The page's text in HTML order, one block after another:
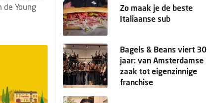
de Young
Zo maak je de beste
Italiaanse sub
Bagels & Beans viert 30
jaar: van Amsterdamse
zaak tot eigenzinnige
franchise